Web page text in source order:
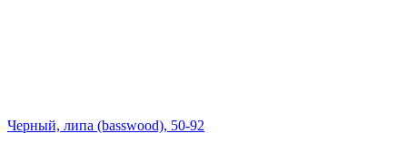
Черный, липа (basswood), 50-92